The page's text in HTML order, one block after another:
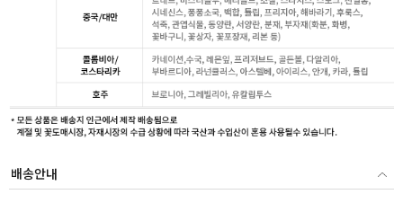
배송안내